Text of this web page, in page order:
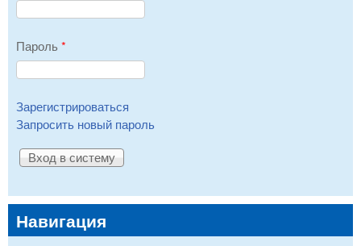
Пароль *
Зарегистрироваться
Запросить новый пароль
Навигация